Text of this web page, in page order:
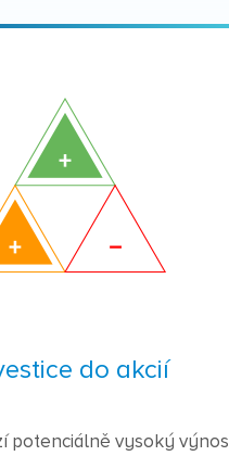
do akcií
potenciálně vysoký výnos